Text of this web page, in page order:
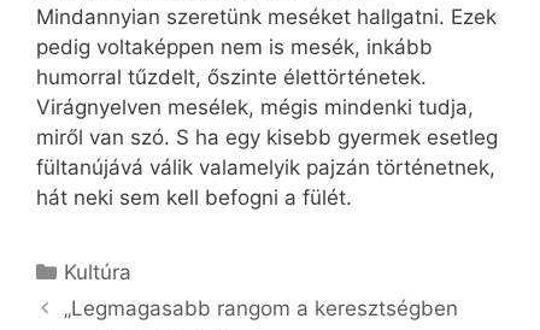
Mindannyian szeretünk meséket hallgatni. Ezek
pedig voltaképpen nem is mesék, inkább
humorral tűzdelt, őszinte élettörténetek.
Virágnyelven mesélek, mégis mindenki tudja,
miről van szó. S ha egy kisebb gyermek esetleg
fültanújává válik valamelyik pajzán történetnek,
hát neki sem kell befogni a fülét.
Kategória
Kultúra
„Legmagasabb rangom a keresztségben